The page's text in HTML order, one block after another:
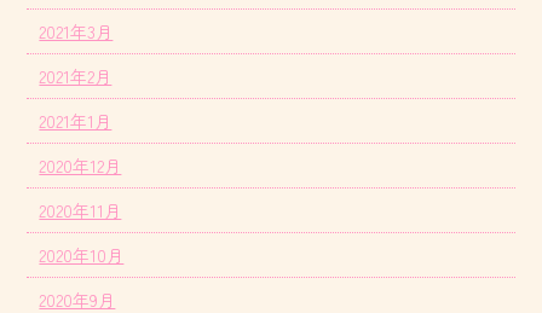
2021年3月
2021年2月
2021年1月
2020年12月
2020年11月
2020年10月
2020年9月